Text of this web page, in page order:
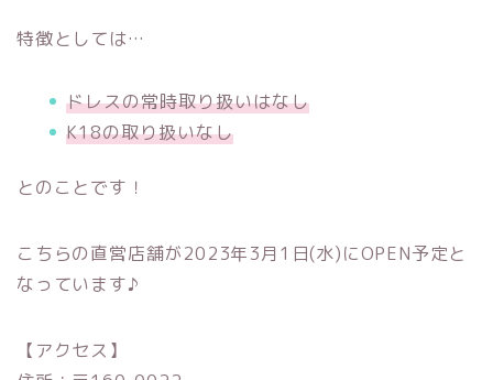
特徴としては…
ドレスの常時取り扱いはなし
K18の取り扱いなし
とのことです！
こちらの直営店舗が2023年3月1日(水)にOPEN予定と
なっています♪
【アクセス】